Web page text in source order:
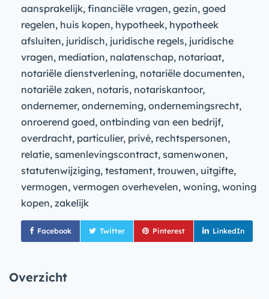
aansprakelijk, financiële vragen, gezin, goed
regelen, huis kopen, hypotheek, hypotheek
afsluiten, juridisch, juridische regels, juridische
vragen, mediation, nalatenschap, notariaat,
notariële dienstverlening, notariële documenten,
notariële zaken, notaris, notariskantoor,
ondernemer, onderneming, ondernemingsrecht,
onroerend goed, ontbinding van een bedrijf,
overdracht, particulier, privé, rechtspersonen,
relatie, samenlevingscontract, samenwonen,
statutenwijziging, testament, trouwen, uitgifte,
vermogen, vermogen overhevelen, woning, woning
kopen, zakelijk
Facebook Twitter Pinterest LinkedIn
Overzicht